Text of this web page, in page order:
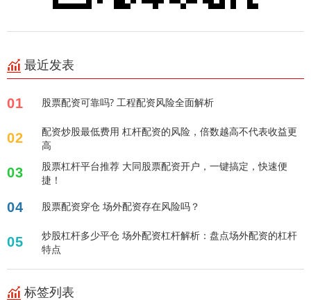
最近发表
01 股票配资可靠吗? 工程配资风险全面解析
02
配资炒股最低费用 杠杆配资的风险，倍数越高不代表收益更
高
03
股票杠杆平台推荐 大同股票配资开户，一键搞定，快速便
捷！
04 股票配资穿仓 场外配资存在风险吗？
05
炒股杠杆多少平仓 场外配资杠杆解析：盘点场外配资的杠杆
特点
标签列表